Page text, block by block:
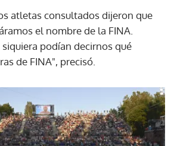
atletas consultados dijeron que
el nombre de la FINA.
podían decirnos qué
de FINA", precisó.